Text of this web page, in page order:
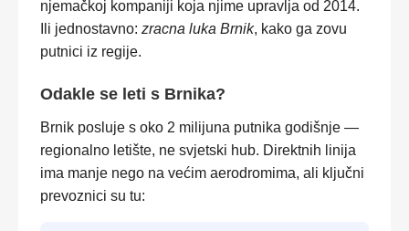
njemačkoj kompaniji koja njime upravlja od 2014.
Ili jednostavno: zracna luka Brnik, kako ga zovu
putnici iz regije.
Odakle se leti s Brnika?
Brnik posluje s oko 2 milijuna putnika godišnje —
regionalno letište, ne svjetski hub. Direktnih linija
ima manje nego na većim aerodromima, ali ključni
prevoznici su tu: